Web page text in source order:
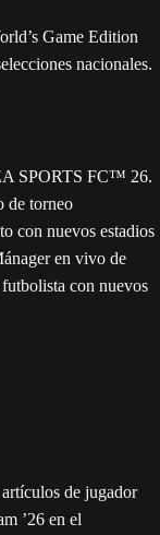
SPORTS FC™ 26.
de torneo
con nuevos estadios
en vivo de
con nuevos
de jugador
’26 en el